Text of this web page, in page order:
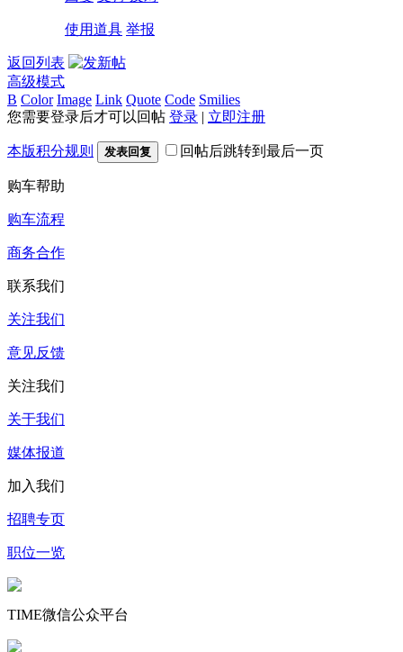
使用道具 举报
返回列表
高级模式
B Color Image Link Quote Code Smilies
您需要登录后才可以回帖 登录 | 立即注册
本版积分规则 发表回复 回帖后跳转到最后一页
购车帮助
购车流程
商务合作
联系我们
关注我们
意见反馈
关注我们
关于我们
媒体报道
加入我们
招聘专页
职位一览
TIME微信公众平台